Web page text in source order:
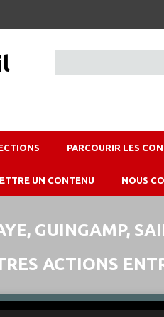
PARCOURIR LES
UN CONTENU NOUS
GUINGAMP,
ACTIONS